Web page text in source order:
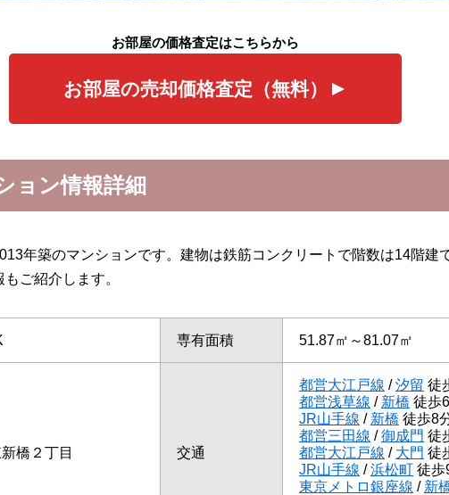
お部屋の価格査定はこちらから
お部屋の売却価格査定（無料）
ョン情報詳細
年築のマンションです。建物は鉄筋コンクリートで階数は14階建
ご紹介します。
専有面積 51.87㎡～81.07㎡
橋２丁目 交通
都営大江戸線 /汐留 徒
都営浅草線 / 新橋 徒歩
JR山手線 / 新橋 徒歩8
都営三田線 /御成門 徒
都営大江戸線 / 大門 徒
JR山手線 /浜松町 徒歩
東京メトロ銀座線 / 新